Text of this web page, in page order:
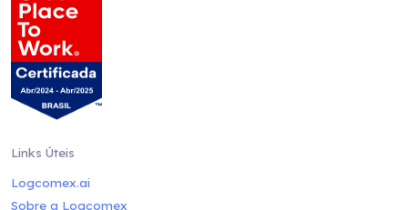
Links Úteis
Logcomex.ai
Sobre a Logcomex